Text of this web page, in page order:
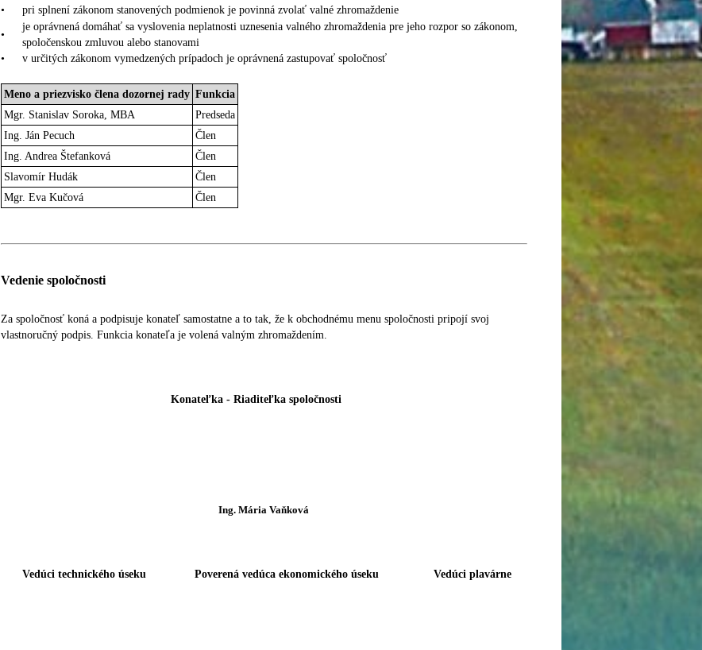
•
pri splnení zákonom stanovených podmienok je povinná zvolať valné zhromaždenie
•
je oprávnená domáhať sa vyslovenia neplatnosti uznesenia valného zhromaždenia pre jeho rozpor so zákonom,
spoločenskou zmluvou alebo stanovami
•
v určitých zákonom vymedzených prípadoch je oprávnená zastupovať spoločnosť
Meno a priezvisko člena dozornej rady Funkcia
Mgr. Stanislav Soroka, MBA
Predseda
Ing. Ján Pecuch
Člen
Ing. Andrea Štefanková
Člen
Slavomír Hudák
Člen
Mgr. Eva Kučová
Člen
Vedenie spoločnosti
Za spoločnosť koná a podpisuje konateľ samostatne a to tak, že k obchodnému menu spoločnosti pripojí svoj
vlastnoručný podpis. Funkcia konateľa je volená valným zhromaždením.
Konateľka - Riaditeľka spoločnosti
Ing. Mária Vaňková
Vedúci technického úseku Poverená vedúca ekonomického úseku Vedúci plavárne